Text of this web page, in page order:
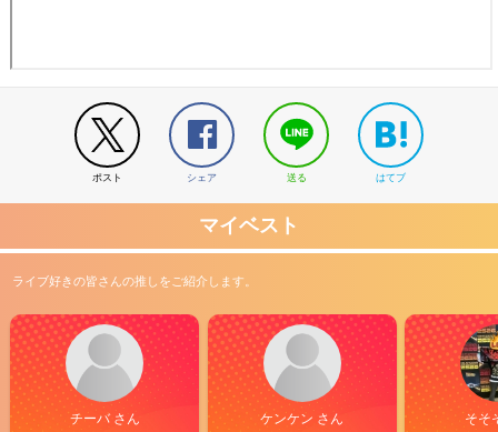
ポスト シェア 送る はてブ
マイベスト
ライブ好きの皆さんの推しをご紹介します。
チーバ さん ケンケン さん そそ